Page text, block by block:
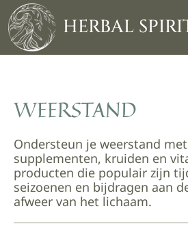
Skip
to
content
HERBAL
WEERSTAND
Ondersteun je weerstand
supplementen, kruiden en
producten die populair zijn
seizoenen en bijdragen aan
afweer van het lichaam.